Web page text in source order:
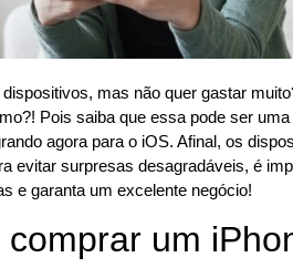
mas não quer gastar
Pois saiba que essa pode ser
agora para o iOS. Afinal, os
evitar surpresas desagradáveis, é
e garanta um excelente negócio!
um